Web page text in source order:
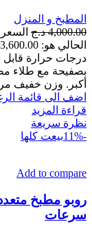
المطبخ و المنزل
4,000.00 د.ج السعر
الحالي هو: 3,600.00 د.ج.
درجات حرارة قابل
أكبر. وزن خفيف
اضف الى قائمة
قراءة المزيد
نظرة سريعة
-11%
بيعت كلها
Add to compare
سرعات